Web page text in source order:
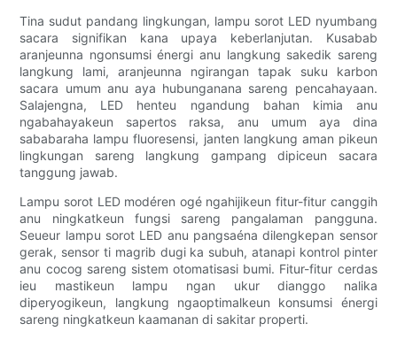
Tina sudut pandang lingkungan, lampu sorot LED nyumbang
sacara signifikan kana upaya keberlanjutan. Kusabab
aranjeunna ngonsumsi énergi anu langkung sakedik sareng
langkung lami, aranjeunna ngirangan tapak suku karbon
sacara umum anu aya hubunganana sareng pencahayaan.
Salajengna, LED henteu ngandung bahan kimia anu
ngabahayakeun sapertos raksa, anu umum aya dina
sababaraha lampu fluoresensi, janten langkung aman pikeun
lingkungan sareng langkung gampang dipiceun sacara
tanggung jawab.
Lampu sorot LED modéren ogé ngahijikeun fitur-fitur canggih
anu ningkatkeun fungsi sareng pangalaman pangguna.
Seueur lampu sorot LED anu pangsaéna dilengkepan sensor
gerak, sensor ti magrib dugi ka subuh, atanapi kontrol pinter
anu cocog sareng sistem otomatisasi bumi. Fitur-fitur cerdas
ieu mastikeun lampu ngan ukur dianggo nalika
diperyogikeun, langkung ngaoptimalkeun konsumsi énergi
sareng ningkatkeun kaamanan di sakitar properti.